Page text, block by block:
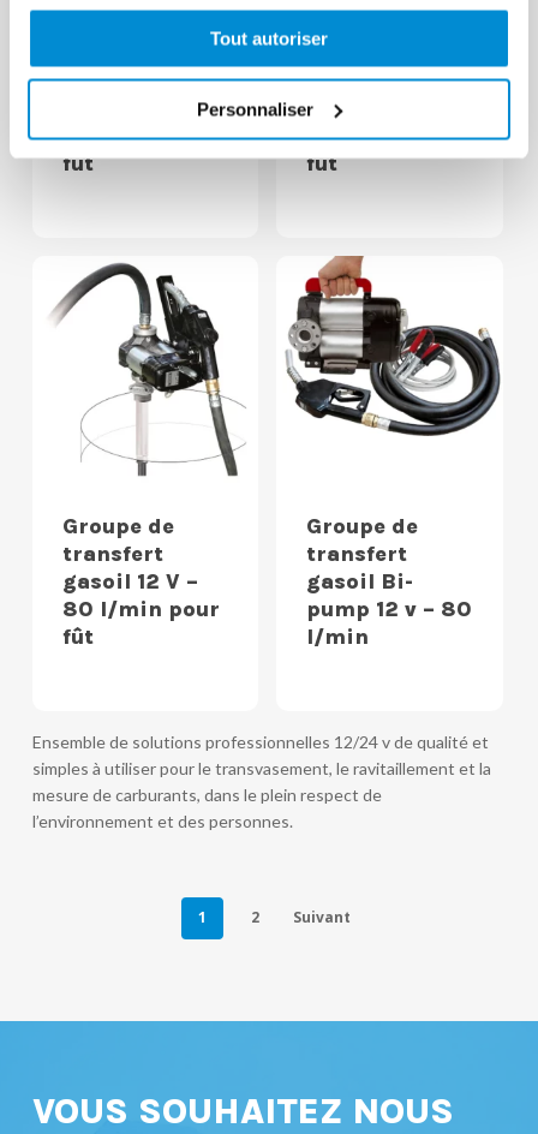
Tout autoriser
Personnaliser
transfert
50 l/min pour
fût
Groupe de
transfert
gasoil 24 V –
50 l/min pour
fût
Groupe de
transfert
gasoil 12 V –
80 l/min pour
fût
Groupe de
transfert
gasoil Bi-
pump 12 v – 80
l/min
Ensemble de solutions professionnelles 12/24 v de qualité et
simples à utiliser pour le transvasement, le ravitaillement et la
mesure de carburants, dans le plein respect de
l’environnement et des personnes.
1 2 Suivant
VOUS SOUHAITEZ NOUS